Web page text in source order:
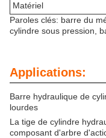
Matériel
Paroles clés: barre du
cylindre sous pression,
Applications:
Barre hydraulique de
lourdes
La tige de cylindre
composant d'arbre